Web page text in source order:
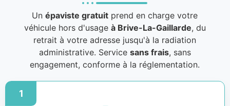
Unépaviste gratuit prend en charge votre
véhicule hors d'usage à Brive-La-Gaillarde, du
retrait à votre adresse jusqu'à la radiation
administrative. Service sans frais, sans
engagement, conforme à la réglementation.
1